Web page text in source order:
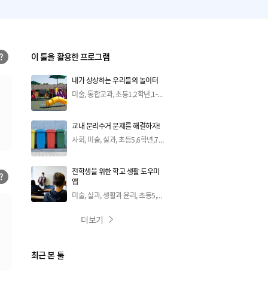
이 툴을 활용한 프로그램
내가 상상하는 우리들의 놀이터
미술, 통합교과, 초등1,2학년,1-3차시
교내 분리수거 문제를 해결하자!
사회, 미술, 실과, 초등5,6학년,7-10차시
전학생을 위한 학교 생활 도우미
앱
미술, 실과, 생활과 윤리, 초등5,6학년,1-3차시
더보기
최근 본 툴